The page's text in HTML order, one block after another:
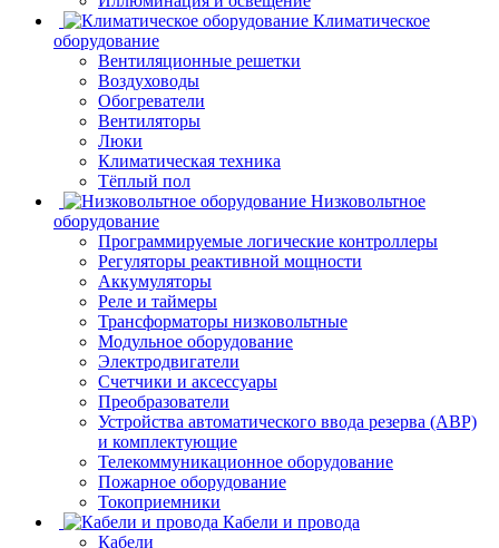
Климатическое
оборудование
Вентиляционные решетки
Воздуховоды
Обогреватели
Вентиляторы
Люки
Климатическая техника
Тёплый пол
Низковольтное
оборудование
Программируемые логические контроллеры
Регуляторы реактивной мощности
Аккумуляторы
Реле и таймеры
Трансформаторы низковольтные
Модульное оборудование
Электродвигатели
Счетчики и аксессуары
Преобразователи
Устройства автоматического ввода резерва (АВР)
и комплектующие
Телекоммуникационное оборудование
Пожарное оборудование
Токоприемники
Кабели и провода
Кабели